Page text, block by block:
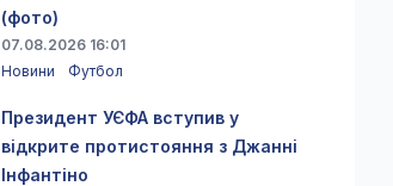
(фото)
07.08.2026 16:01
Новини
Футбол
Президент УЄФА вступив у
відкрите протистояння з Джанні
Інфантіно